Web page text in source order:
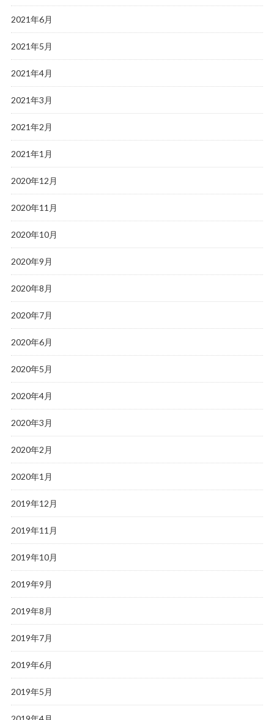
2021年6月
2021年5月
2021年4月
2021年3月
2021年2月
2021年1月
2020年12月
2020年11月
2020年10月
2020年9月
2020年8月
2020年7月
2020年6月
2020年5月
2020年4月
2020年3月
2020年2月
2020年1月
2019年12月
2019年11月
2019年10月
2019年9月
2019年8月
2019年7月
2019年6月
2019年5月